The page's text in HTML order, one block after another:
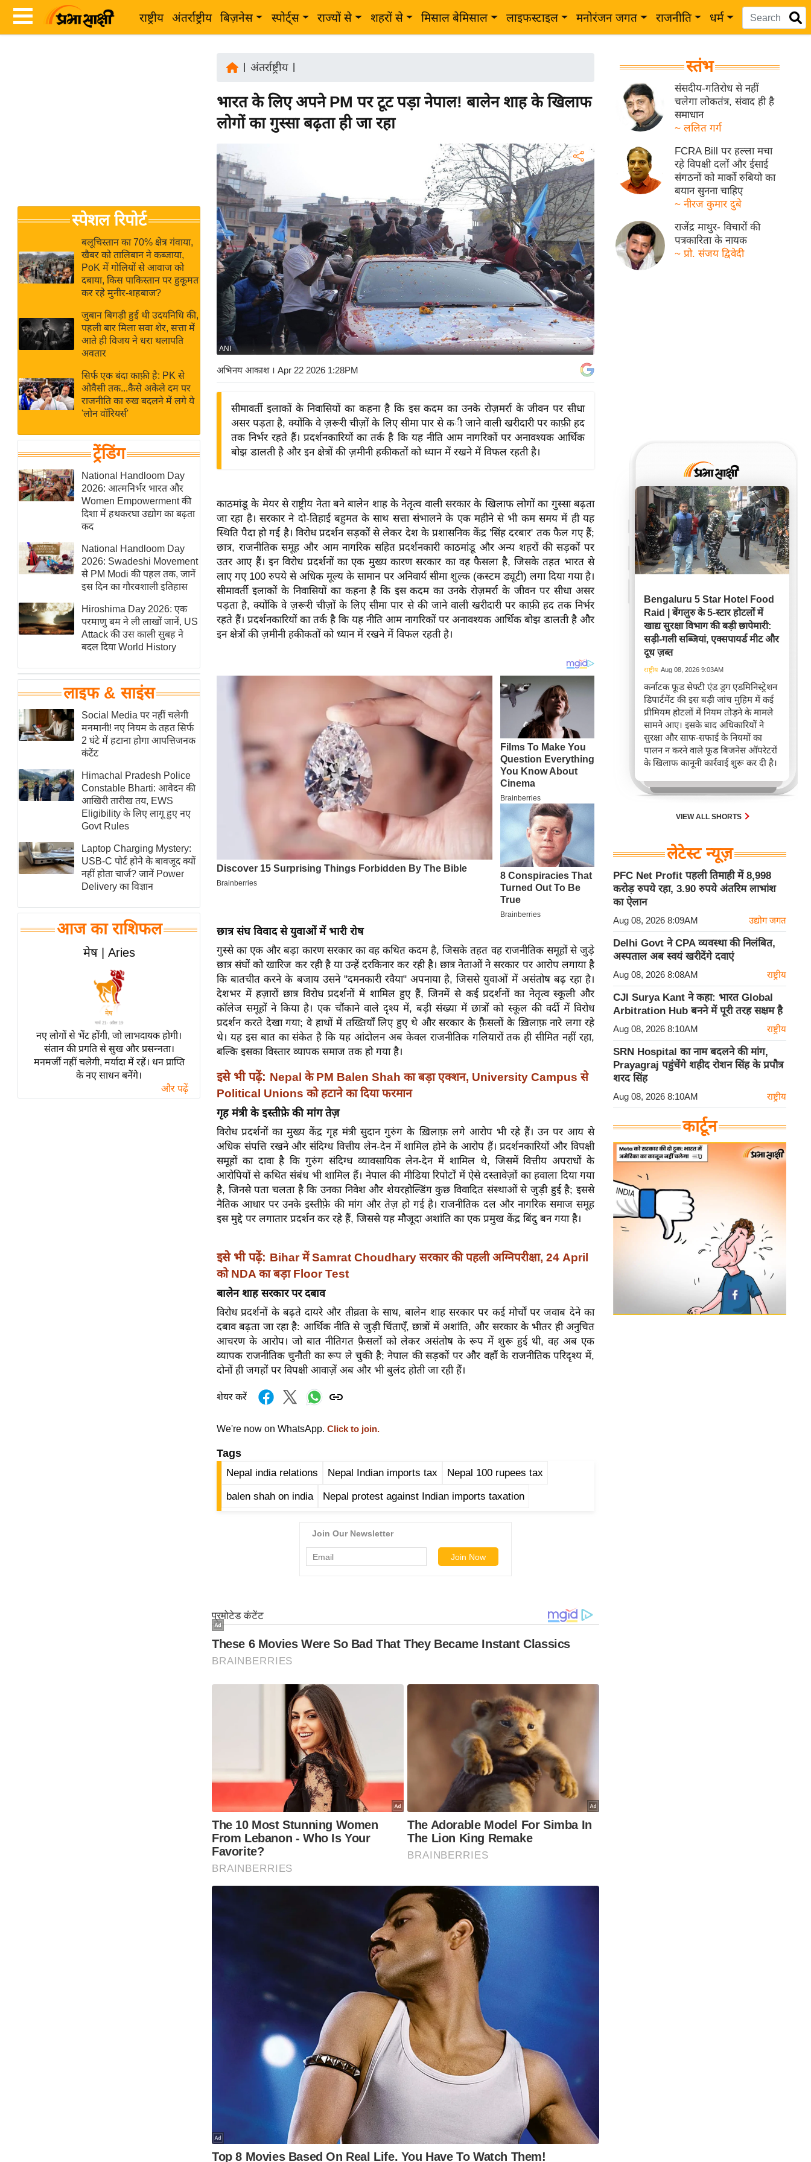
राष्ट्रीय अंतर्राष्ट्रीय बिज़नेस स्पोर्ट्स राज्यों से शहरों से मिसाल बेमिसाल लाइफस्टाइल मनोरंजन जगत राजनीति धर्म
Breaking
News in
Hindi
Hindi
Videos
जगत
राय
बजट
IPL
2026
ई-पेपर
मिसाल बेमिसाल
शख्सियत
यंग इंडिया
साहित्य जगत
ऑटो वर्ल्ड
न्यूज ब्रीफ
मनोरंजन जगत
बॉलीवुड
हॉलीवुड
फिल्म समीक्षा
Breaking
News
लाइफस्टाइल
टेक्नॉलॉजी
घरेलू नुस्खे
पर्यटन स्थल
फिटनेस मंत्रा
रिलेशनशिप
राजनीति
विश्लेषण
समसामयिक
मातृभूमि
एम.
आर.
आई.
समीक्षा
धर्म
ज्योतिष
त्योहार
राशिफल
विशेष
स्पेशल रिपोर्ट
बलूचिस्तान का 70% क्षेत्र गंवाया,
खैबर को तालिबान ने कब्जाया,
PoK में गोलियों से आवाज को
दबाया, किस पाकिस्तान पर हुकूमत
कर रहे मुनीर-शहबाज?
जुबान बिगड़ी हुई थी उदयनिधि की,
पहली बार मिला सवा शेर, सत्ता में
आते ही विजय ने धरा थलापति
अवतार
सिर्फ एक बंदा काफ़ी है: PK से
ओवैसी तक...कैसे अकेले दम पर
राजनीति का रुख बदलने में लगे ये
'लोन वॉरियर्स'
ट्रेंडिंग
National Handloom Day
2026: आत्मनिर्भर भारत और
Women Empowerment की
दिशा में हथकरघा उद्योग का बढ़ता
कद
National Handloom Day
2026: Swadeshi Movement
से PM Modi की पहल तक, जानें
इस दिन का गौरवशाली इतिहास
Hiroshima Day 2026: एक
परमाणु बम ने ली लाखों जानें, US
Attack की उस काली सुबह ने
बदल दिया World History
लाइफ & साइंस
Social Media पर नहीं चलेगी
मनमानी! नए नियम के तहत सिर्फ
2 घंटे में हटाना होगा आपत्तिजनक
कंटेंट
Himachal Pradesh Police
Constable Bharti: आवेदन की
आखिरी तारीख तय, EWS
Eligibility के लिए लागू हुए नए
Govt Rules
Laptop Charging Mystery:
USB-C पोर्ट होने के बावजूद क्यों
नहीं होता चार्ज? जानें Power
Delivery का विज्ञान
आज का राशिफल
मेष | Aries
नए लोगों से भेंट होंगी, जो लाभदायक होगी।
संतान की प्रगति से सुख और प्रसन्नता।
मनमर्जी नहीं चलेगी, मर्यादा में रहें। धन प्राप्ति
के नए साधन बनेंगे।
और पढ़ें
अंतर्राष्ट्रीय|
भारत के लिए अपने PM पर टूट पड़ा नेपाल! बालेन शाह के खिलाफ
लोगों का गुस्सा बढ़ता ही जा रहा
ANI
अभिनय आकाश। Apr 22 2026 1:28PM
सीमावर्ती इलाकों के निवासियों का कहना है कि इस कदम का उनके रोज़मर्रा के जीवन पर सीधा
असर पड़ता है, क्योंकि वे ज़रूरी चीज़ों के लिए सीमा पार से की जाने वाली खरीदारी पर काफ़ी हद
तक निर्भर रहते हैं। प्रदर्शनकारियों का तर्क है कि यह नीति आम नागरिकों पर अनावश्यक आर्थिक
बोझ डालती है और इन क्षेत्रों की ज़मीनी हकीकतों को ध्यान में रखने में विफल रहती है।
काठमांडू के मेयर से राष्ट्रीय नेता बने बालेन शाह के नेतृत्व वाली सरकार के खिलाफ लोगों का गुस्सा बढ़ता
जा रहा है। सरकार ने दो-तिहाई बहुमत के साथ सत्ता संभालने के एक महीने से भी कम समय में ही यह
स्थिति पैदा हो गई है। विरोध प्रदर्शन सड़कों से लेकर देश के प्रशासनिक केंद्र 'सिंह दरबार' तक फैल गए हैं;
छात्र, राजनीतिक समूह और आम नागरिक सहित प्रदर्शनकारी काठमांडू और अन्य शहरों की सड़कों पर
उतर आए हैं। इन विरोध प्रदर्शनों का एक मुख्य कारण सरकार का वह फैसला है, जिसके तहत भारत से
लाए गए 100 रुपये से अधिक मूल्य के सामान पर अनिवार्य सीमा शुल्क (कस्टम ड्यूटी) लगा दिया गया है।
सीमावर्ती इलाकों के निवासियों का कहना है कि इस कदम का उनके रोज़मर्रा के जीवन पर सीधा असर
पड़ता है, क्योंकि वे ज़रूरी चीज़ों के लिए सीमा पार से की जाने वाली खरीदारी पर काफ़ी हद तक निर्भर
रहते हैं। प्रदर्शनकारियों का तर्क है कि यह नीति आम नागरिकों पर अनावश्यक आर्थिक बोझ डालती है और
इन क्षेत्रों की ज़मीनी हकीकतों को ध्यान में रखने में विफल रहती है।
छात्र संघ विवाद से युवाओं में भारी रोष
गुस्से का एक और बड़ा कारण सरकार का वह कथित कदम है, जिसके तहत वह राजनीतिक समूहों से जुड़े
छात्र संघों को खारिज कर रही है या उन्हें दरकिनार कर रही है। छात्र नेताओं ने सरकार पर आरोप लगाया है
कि बातचीत करने के बजाय उसने "दमनकारी रवैया" अपनाया है, जिससे युवाओं में असंतोष बढ़ रहा है।
देशभर में हज़ारों छात्र विरोध प्रदर्शनों में शामिल हुए हैं, जिनमें से कई प्रदर्शनों का नेतृत्व स्कूली और
कॉलेज समूहों ने किया है। एक चौंकाने वाले दृश्य में, बड़ी संख्या में छात्रों को स्कूल की वर्दी में विरोध
प्रदर्शन करते देखा गया; वे हाथों में तख्तियाँ लिए हुए थे और सरकार के फ़ैसलों के ख़िलाफ़ नारे लगा रहे
थे। यह इस बात का संकेत है कि यह आंदोलन अब केवल राजनीतिक गलियारों तक ही सीमित नहीं रहा,
बल्कि इसका विस्तार व्यापक समाज तक हो गया है।
इसे भी पढ़ें: Nepal के PM Balen Shah का बड़ा एक्शन, University Campus से
Political Unions को हटाने का दिया फरमान
गृह मंत्री के इस्तीफ़े की मांग तेज़
विरोध प्रदर्शनों का मुख्य केंद्र गृह मंत्री सुदान गुरुंग के ख़िलाफ़ लगे आरोप भी रहे हैं। उन पर आय से
अधिक संपत्ति रखने और संदिग्ध वित्तीय लेन-देन में शामिल होने के आरोप हैं। प्रदर्शनकारियों और विपक्षी
समूहों का दावा है कि गुरुंग संदिग्ध व्यावसायिक लेन-देन में शामिल थे, जिसमें वित्तीय अपराधों के
आरोपियों से कथित संबंध भी शामिल हैं। नेपाल की मीडिया रिपोर्टों में ऐसे दस्तावेज़ों का हवाला दिया गया
है, जिनसे पता चलता है कि उनका निवेश और शेयरहोल्डिंग कुछ विवादित संस्थाओं से जुड़ी हुई है; इससे
नैतिक आधार पर उनके इस्तीफ़े की मांग और तेज़ हो गई है। राजनीतिक दल और नागरिक समाज समूह
इस मुद्दे पर लगातार प्रदर्शन कर रहे हैं, जिससे यह मौजूदा अशांति का एक प्रमुख केंद्र बिंदु बन गया है।
इसे भी पढ़ें: Bihar में Samrat Choudhary सरकार की पहली अग्निपरीक्षा, 24 April
को NDA का बड़ा Floor Test
बालेन शाह सरकार पर दबाव
विरोध प्रदर्शनों के बढ़ते दायरे और तीव्रता के साथ, बालेन शाह सरकार पर कई मोर्चों पर जवाब देने का
दबाव बढ़ता जा रहा है: आर्थिक नीति से जुड़ी चिंताएँ, छात्रों में अशांति, और सरकार के भीतर ही अनुचित
आचरण के आरोप। जो बात नीतिगत फ़ैसलों को लेकर असंतोष के रूप में शुरू हुई थी, वह अब एक
व्यापक राजनीतिक चुनौती का रूप ले चुकी है; नेपाल की सड़कों पर और वहाँ के राजनीतिक परिदृश्य में,
दोनों ही जगहों पर विपक्षी आवाज़ें अब और भी बुलंद होती जा रही हैं।
शेयर करें
We're now on WhatsApp. Click to join.
Tags
Nepal india relations Nepal Indian imports tax Nepal 100 rupees tax
balen shah on india Nepal protest against Indian imports taxation
स्तंभ
संसदीय-गतिरोध से नहीं
चलेगा लोकतंत्र, संवाद ही है
समाधान
~ ललित गर्ग
FCRA Bill पर हल्ला मचा
रहे विपक्षी दलों और ईसाई
संगठनों को मार्को रुबियो का
बयान सुनना चाहिए
~ नीरज कुमार दुबे
राजेंद्र माथुर- विचारों की
पत्रकारिता के नायक
~ प्रो. संजय द्विवेदी
Bengaluru 5 Star Hotel Food
Raid | बेंगलुरु के 5-स्टार होटलों में
खाद्य सुरक्षा विभाग की बड़ी छापेमारी:
सड़ी-गली सब्जियां, एक्सपायर्ड मीट और
दूध ज़ब्त
राष्ट्रीय Aug 08, 2026 9:03AM
कर्नाटक फूड सेफ्टी एंड ड्रग एडमिनिस्ट्रेशन
डिपार्टमेंट की इस बड़ी जांच मुहिम में कई
प्रीमियम होटलों में नियम तोड़ने के मामले
सामने आए। इसके बाद अधिकारियों ने
सुरक्षा और साफ-सफाई के नियमों का
पालन न करने वाले फूड बिजनेस ऑपरेटरों
के खिलाफ कानूनी कार्रवाई शुरू कर दी है।
VIEW ALL SHORTS
लेटेस्ट न्यूज़
PFC Net Profit पहली तिमाही में 8,998
करोड़ रुपये रहा, 3.90 रुपये अंतरिम लाभांश
का ऐलान
Aug 08, 2026 8:09AM उद्योग जगत
Delhi Govt ने CPA व्यवस्था की निलंबित,
अस्पताल अब स्वयं खरीदेंगे दवाएं
Aug 08, 2026 8:08AM राष्ट्रीय
CJI Surya Kant ने कहा: भारत Global
Arbitration Hub बनने में पूरी तरह सक्षम है
Aug 08, 2026 8:10AM राष्ट्रीय
SRN Hospital का नाम बदलने की मांग,
Prayagraj पहुंचेंगे शहीद रोशन सिंह के प्रपौत्र
शरद सिंह
Aug 08, 2026 8:10AM राष्ट्रीय
कार्टून